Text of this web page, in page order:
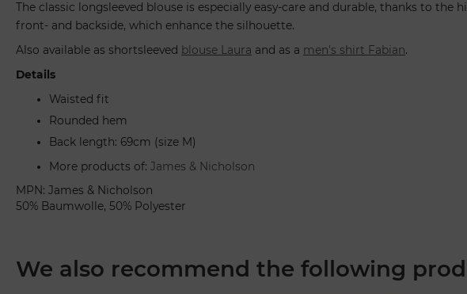
The classic longsleeved blouse is especially easy-care and durable, thanks to
front- and backside, which enhance the silhouette.
Also available as shortsleeved blouse Laura and as a men's shirt Fabian.
Details
Waisted fit
Rounded hem
Back length: 69cm (size M)
More products of: James & Nicholson
MPN: James & Nicholson
50% Baumwolle, 50% Polyester
We also recommend the following